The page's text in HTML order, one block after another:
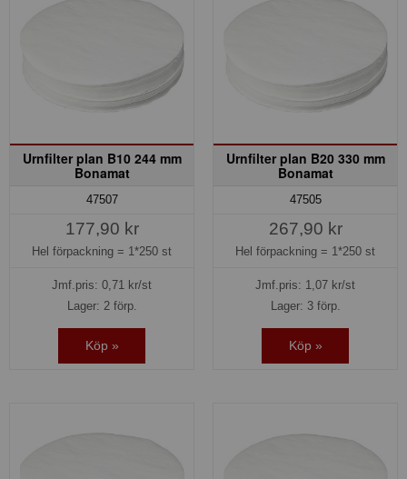
Urnfilter plan B10 244 mm
Bonamat
47507
177,90 kr
Hel förpackning = 1*250 st
Jmf.pris: 0,71
kr/st
Lager: 2 förp.
Köp »
Urnfilter plan B20 330 mm
Bonamat
47505
267,90 kr
Hel förpackning = 1*250 st
Jmf.pris: 1,07 kr/st
Lager: 3 förp.
Köp »